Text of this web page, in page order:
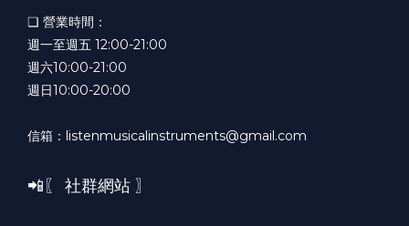
❏ 營業時間：
週一至週五 12:00-21:00
週六10:00-21:00
週日10:00-20:00
信箱：listenmusicalinstruments@gmail.com
📲〖 社群網站 〗